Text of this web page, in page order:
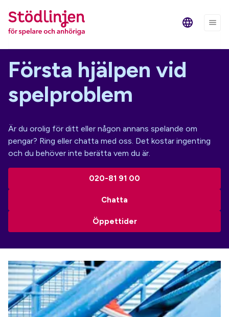
Första hjälpen vid
spelproblem
Är du orolig för ditt eller någon annans spelande om
pengar? Ring eller chatta med oss. Det kostar ingenting
och du behöver inte berätta vem du är.
020-81 91 00
Chatta
Öppettider